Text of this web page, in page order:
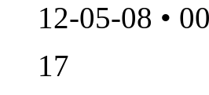
12-05-08 •
17